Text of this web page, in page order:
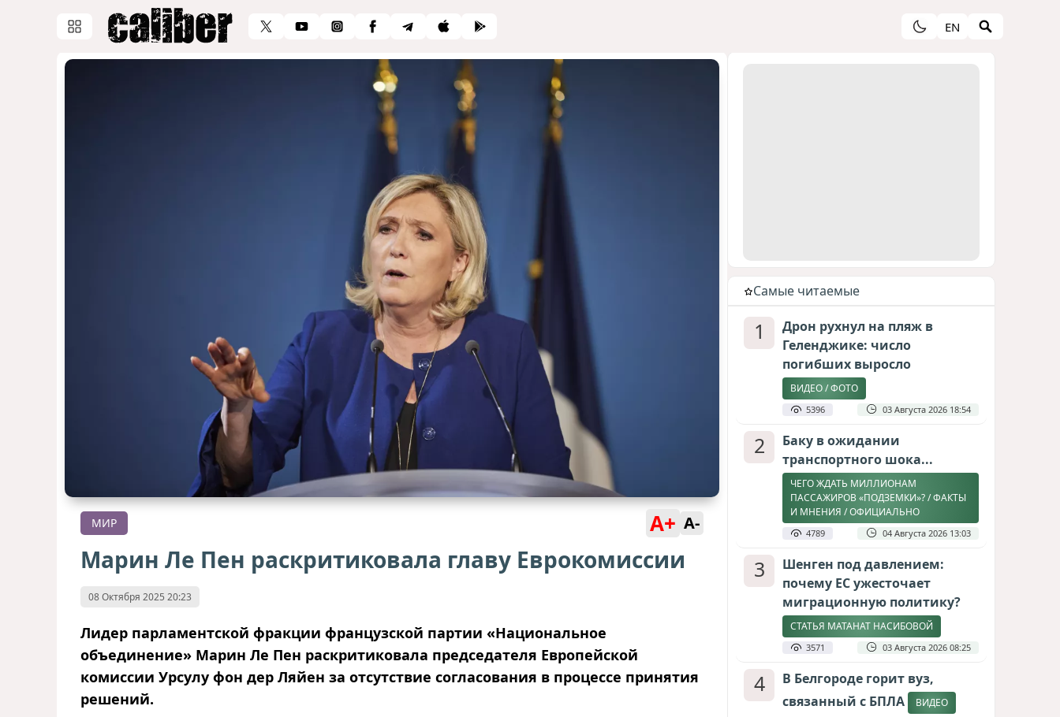
EN
МИР A+ A-
Марин Ле Пен раскритиковала главу Еврокомиссии
08 Октября 2025 20:23
Лидер парламентской фракции французской партии «Национальное
объединение» Марин Ле Пен раскритиковала председателя Европейской
комиссии Урсулу фон дер Ляйен за отсутствие согласования в процессе принятия
решений.
Cамые читаемые
1
Дрон рухнул на пляж в
Геленджике: число
погибших выросло
ВИДЕО / ФОТО
5396 03 Августа 2026 18:54
2
Баку в ожидании
транспортного шока...
ЧЕГО ЖДАТЬ МИЛЛИОНАМ
ПАССАЖИРОВ «ПОДЗЕМКИ»? / ФАКТЫ
И МНЕНИЯ / ОФИЦИАЛЬНО
4789 04 Августа 2026 13:03
3
Шенген под давлением:
почему ЕС ужесточает
миграционную политику?
СТАТЬЯ МАТАНАТ НАСИБОВОЙ
3571 03 Августа 2026 08:25
4
В Белгороде горит вуз,
связанный с БПЛА
ВИДЕО